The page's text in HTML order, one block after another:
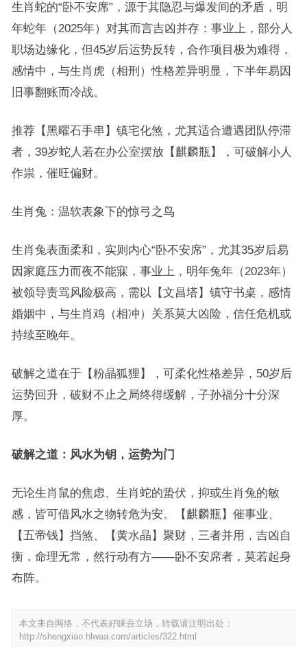
生肖蛇的“卧不安席”，源于其隐忍与爆发间的矛盾，明
年蛇年（2025年）对其而言吉凶并存：事业上，部分人
职场边缘化，但45岁后运势反转，合作项目极为难得，
感情中，与生肖虎（相刑）性格差异明显，下半年易因
旧事翻账而冷战。
推荐【黑曜石手串】镇宅化煞，尤其适合遭遇团队停滞
者，39岁蛇人若在办公室摆放【麒麟瓶】，可破解小人
作祟，催旺偏财。
生肖兔：温软表象下的惊弓之鸟
生肖兔表面柔和，实则内心“卧不安席”，尤其35岁后易
因家庭压力而夜不能寐，事业上，明年兔年（2023年）
被领导责骂风险极高，需以【文昌塔】镇守书桌，感情
婚姻中，与生肖鸡（相冲）关系莫大凶险，信任危机或
持续至晚年。
破解之道在于【粉晶狐狸】，可柔化性格差异，50岁后
运势回升，破财不止之局终得缓解，子孙福分十分深
厚。
破解之道：风水为钥，运势为门
无论生肖鼠的焦虑、生肖蛇的蛰伏，抑或生肖兔的敏
感，皆可借风水之物转危为安。【麒麟瓶】催事业、
【五帝钱】挡煞、【黄水晶】聚财，三者并用，吉凶自
衡，命理无常，然行动有方——卧不安席者，莫若起身
布阵。
本文来自网络，不代表好睐吾立场，转载请注明出处：
http://shengxiao.hlwaa.com/articles/322.html